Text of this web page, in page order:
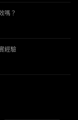
嗎？
經驗